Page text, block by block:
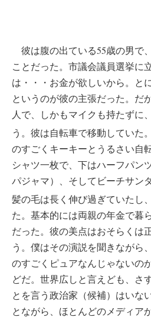
彼は腹の出ている55歳の男で
ことだった。市議会議員選挙に
は・・・お金が欲しいから。と
というのが彼の主張だった。だ
人で、しかもマイクも持たずに
う。彼は自転車で移動していた
のすごくキーキーとうるさい自
シャツ一枚で、下はハーフパン
パジャマ）、そしてビーチサン
髪の毛は長く伸び過ぎていたし、
た。基本的には両親の年金で暮
だった。彼の美点はおそらくは
う。僕はその演説を聞きながら
のすごくピュアなんじゃないの
どだ。世界広しと言えども、さ
とを言う政治家（候補）はいな
とながら、ほとんどのメディア